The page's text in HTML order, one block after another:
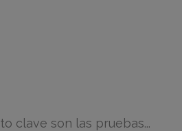
clave son las pruebas...